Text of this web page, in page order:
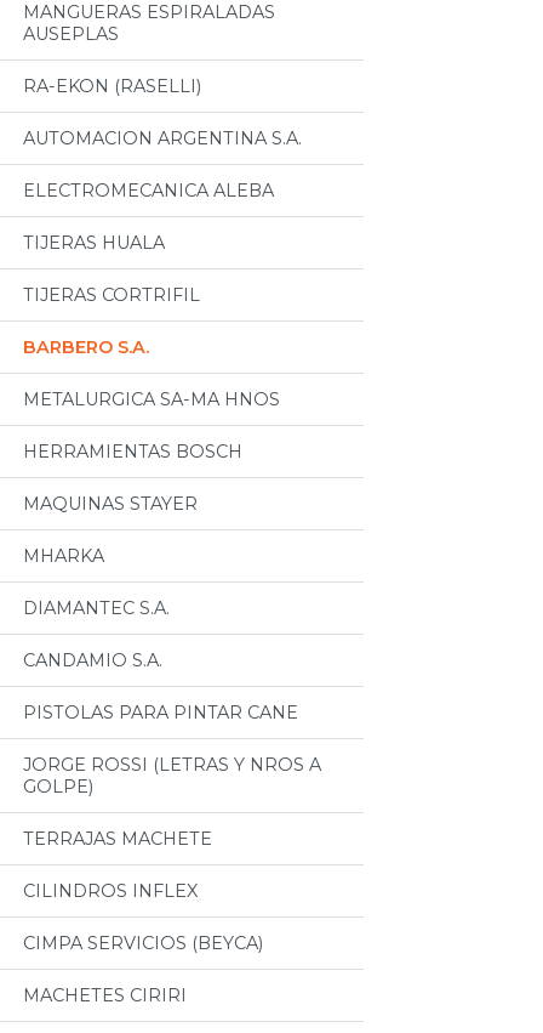
MANGUERAS ESPIRALADAS
AUSEPLAS
RA-EKON (RASELLI)
AUTOMACION ARGENTINA S.A.
ELECTROMECANICA ALEBA
TIJERAS HUALA
TIJERAS CORTRIFIL
BARBERO S.A.
METALURGICA SA-MA HNOS
HERRAMIENTAS BOSCH
MAQUINAS STAYER
MHARKA
DIAMANTEC S.A.
CANDAMIO S.A.
PISTOLAS PARA PINTAR CANE
JORGE ROSSI (LETRAS Y NROS A
GOLPE)
TERRAJAS MACHETE
CILINDROS INFLEX
CIMPA SERVICIOS (BEYCA)
MACHETES CIRIRI